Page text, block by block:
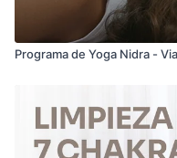
Programa de Yoga Nidra -